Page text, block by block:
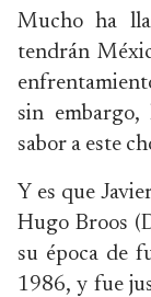
Mucho ha
tendrán
sin
sabor a este
Y es que
Hugo Broos
su época de
1986, y fue